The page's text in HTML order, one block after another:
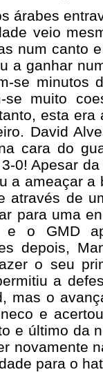
árabes
veio
num canto
a ganhar
se minutos
se muito
esta
David
cara do
0! Apesar
a ameaçar a
através de
para uma
o GMD
depois,
o seu
a
mas o
e
e último da
novamente
para o